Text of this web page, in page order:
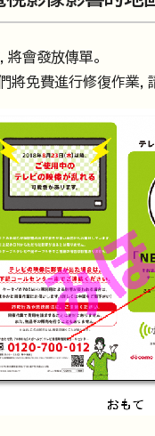
將會發放傳單。
將免費進行修復作業